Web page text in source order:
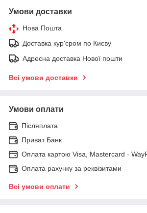
Умови доставки
Нова Пошта
Доставка кур'єром по Києву
Адресна доставка Нової пошти
Всі умови доставки
Умови оплати
Післяплата
Приват Банк
Оплата картою Visa, Mastercard -
Оплата рахунку за реквізитами
Всі умови оплати